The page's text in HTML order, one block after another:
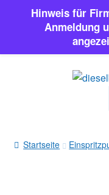
Startseite
Hinweis für
Anmeldung